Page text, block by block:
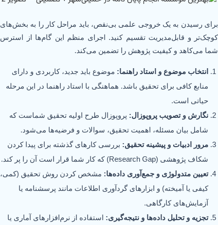
برای رسیدن به یک خروجی علمی بی‌نقص، باید مراحل کار را به بخش‌های
کوچک‌تر و قابل‌مدیریت تقسیم کنید. اجرای منظم این گام‌ها از استرس
شما می‌کاهد و کیفیت پژوهش را تضمین می‌کند.
انتخاب موضوع و استاد راهنما: موضوع باید جدید، کاربردی و دارای
منابع کافی برای تحقیق باشد. هماهنگی با استاد راهنما در این مرحله
حیاتی است.
نگارش و تصویب پروپوزال: پروپوزال طرح اولیه تحقیق شماست که
شامل بیان مسئله، اهمیت تحقیق، سوالات و فرضیه‌ها می‌شود.
مرور ادبیات و پیشینه تحقیق: بررسی کارهای گذشته برای پیدا کردن
شکاف پژوهشی (Research Gap) که کار شما قرار است آن را پر کند.
تعیین متدولوژی و جمع‌آوری داده‌ها: مشخص کردن روش تحقیق (کمی،
کیفی یا آمیخته) و ابزارهای گردآوری اطلاعات مانند پرسشنامه یا
آزمایش‌های کارگاهی.
تجزیه و تحلیل داده‌ها و نتیجه‌گیری: استفاده از نرم‌افزارهای آماری یا